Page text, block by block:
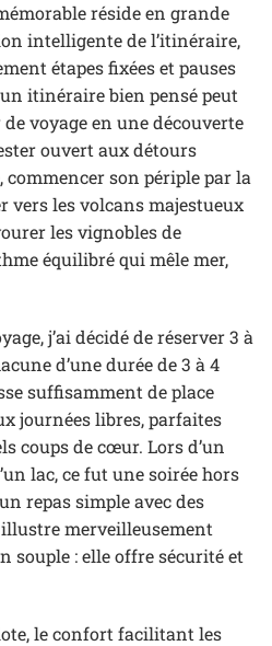
réside en grande
intelligente de l’itinéraire,
étapes fixées et pauses
itinéraire bien pensé peut
voyage en une découverte
ouvert aux détours
son périple par la
vers les volcans majestueux
les vignobles de
équilibré qui mêle mer,
j’ai décidé de réserver 3 à
d’une durée de 3 à 4
suffisamment de place
journées libres, parfaites
coups de cœur. Lors d’un
lac, ce fut une soirée hors
repas simple avec des
merveilleusement
souple : elle offre sécurité et
le confort facilitant les